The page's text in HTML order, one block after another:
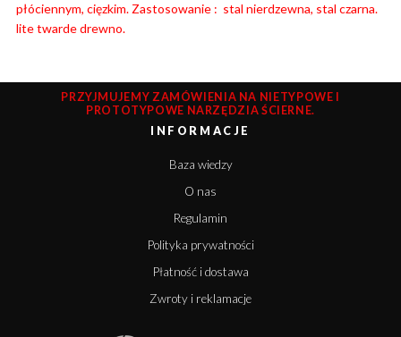
płóciennym, cięzkim. Zastosowanie : stal nierdzewna, stal czarna.
lite twarde drewno.
PRZYJMUJEMY ZAMÓWIENIA NA NIETYPOWE I
PROTOTYPOWE NARZĘDZIA ŚCIERNE.
INFORMACJE
Baza wiedzy
O nas
Regulamin
Polityka prywatności
Płatność i dostawa
Zwroty i reklamacje